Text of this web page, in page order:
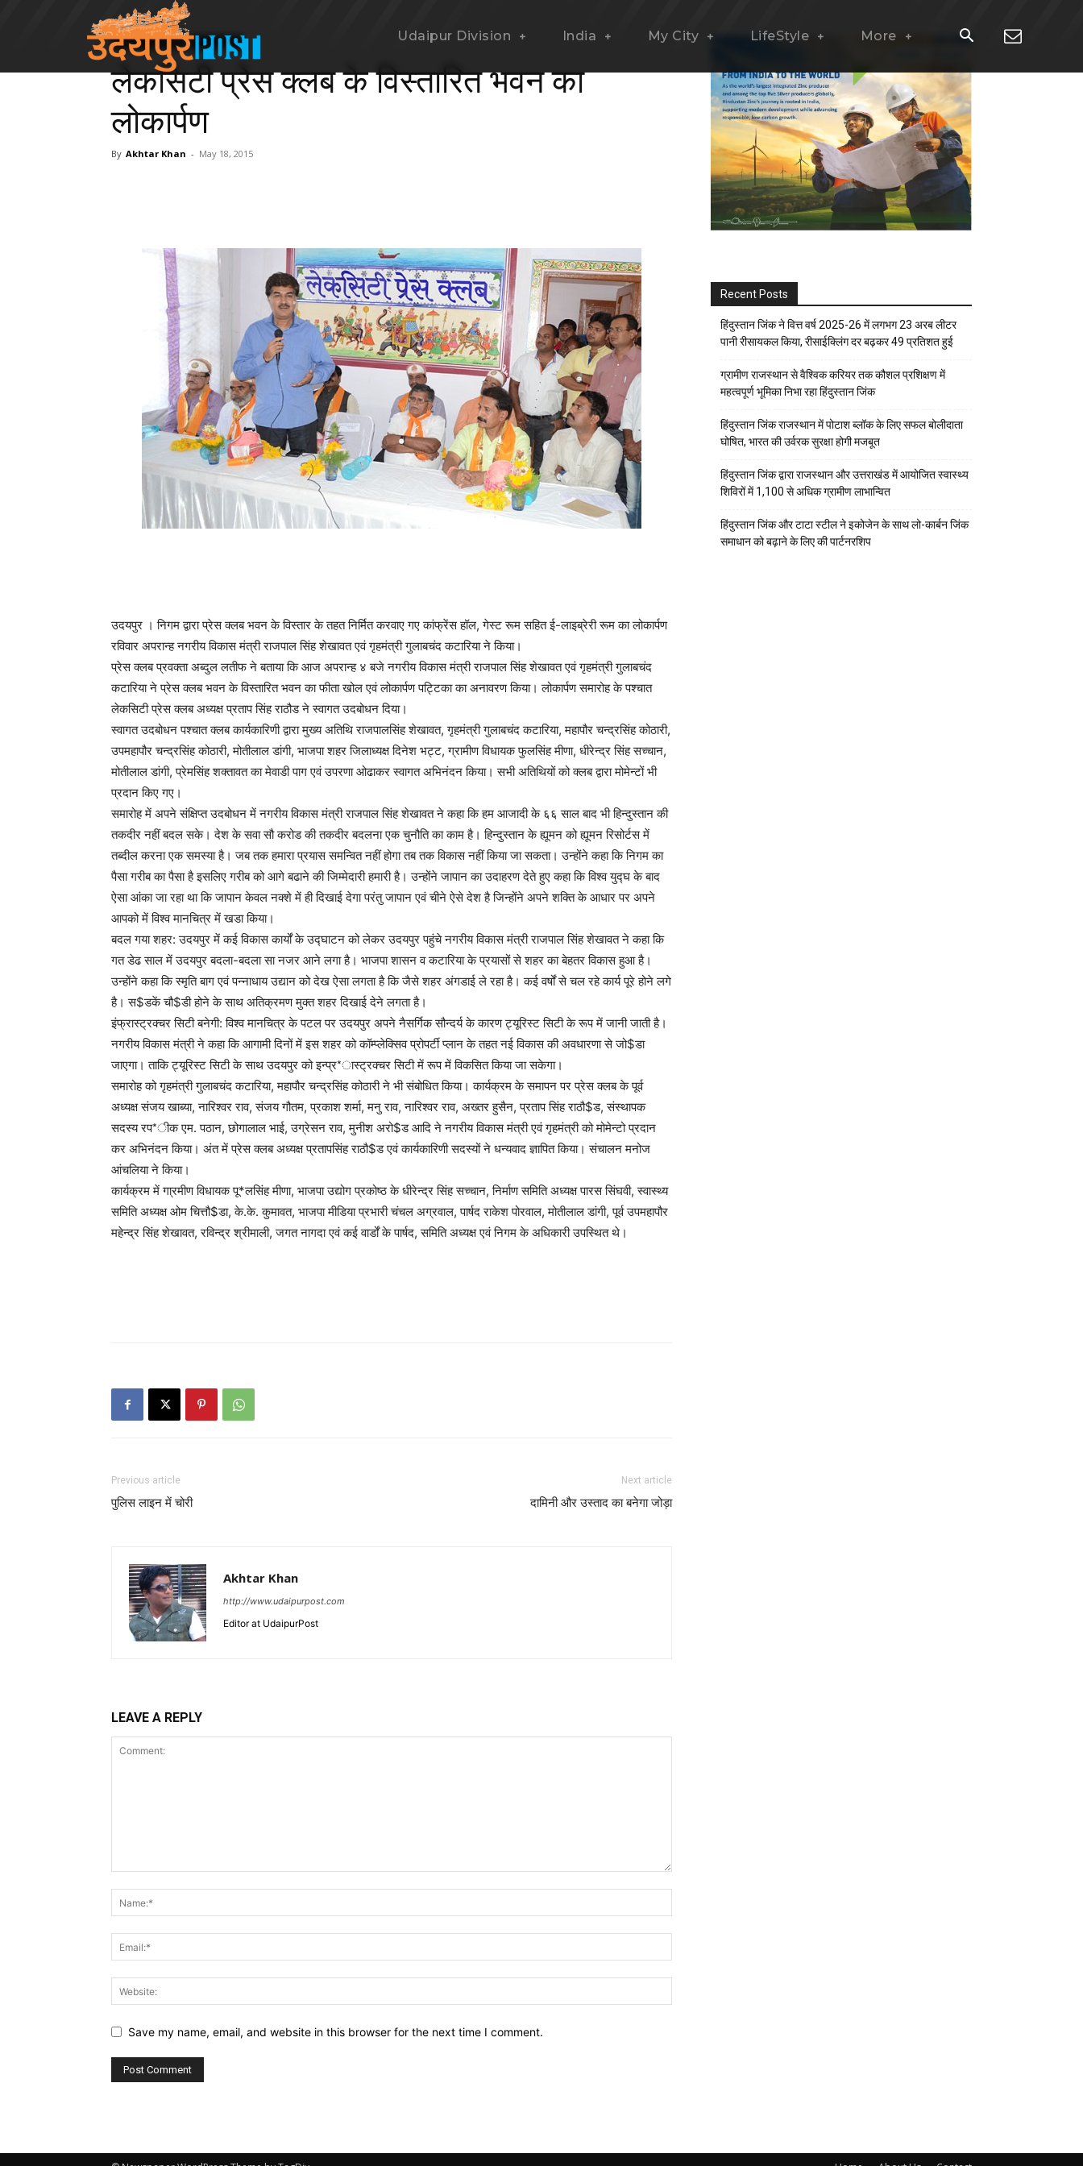
Udaipur Division India My City LifeStyle More
Udaipur Division Chittorgarh
लेकसिटी प्रेस क्लब के विस्तारित भवन का
लोकार्पण
By Akhtar Khan - May 18, 2015
उदयपुर । निगम द्वारा प्रेस क्लब भवन के विस्तार के तहत निर्मित करवाए गए कांफ्रेंस हॉल, गेस्ट रूम सहित ई-लाइब्रेरी रूम का लोकार्पण
रविवार अपरान्ह नगरीय विकास मंत्री राजपाल सिंह शेखावत एवं गृहमंत्री गुलाबचंद कटारिया ने किया।
प्रेस क्लब प्रवक्ता अब्दुल लतीफ ने बताया कि आज अपरान्ह ४ बजे नगरीय विकास मंत्री राजपाल सिंह शेखावत एवं गृहमंत्री गुलाबचंद
कटारिया ने प्रेस क्लब भवन के विस्तारित भवन का फीता खोल एवं लोकार्पण पट्टिका का अनावरण किया। लोकार्पण समारोह के पश्चात
लेकसिटी प्रेस क्लब अध्यक्ष प्रताप सिंह राठौड ने स्वागत उदबोधन दिया।
स्वागत उदबोधन पश्चात क्लब कार्यकारिणी द्वारा मुख्य अतिथि राजपालसिंह शेखावत, गृहमंत्री गुलाबचंद कटारिया, महापौर चन्द्रसिंह कोठारी,
उपमहापौर चन्द्रसिंह कोठारी, मोतीलाल डांगी, भाजपा शहर जिलाध्यक्ष दिनेश भट्ट, ग्रामीण विधायक फुलसिंह मीणा, धीरेन्द्र सिंह सच्चान,
मोतीलाल डांगी, प्रेमसिंह शक्तावत का मेवाडी पाग एवं उपरणा ओढाकर स्वागत अभिनंदन किया। सभी अतिथियों को क्लब द्वारा मोमेन्टों भी
प्रदान किए गए।
समारोह में अपने संक्षिप्त उदबोधन में नगरीय विकास मंत्री राजपाल सिंह शेखावत ने कहा कि हम आजादी के ६६ साल बाद भी हिन्दुस्तान की
तकदीर नहीं बदल सके। देश के सवा सौ करोड की तकदीर बदलना एक चुनौति का काम है। हिन्दुस्तान के ह्यूमन को ह्यूमन रिसोर्टस में
तब्दील करना एक समस्या है। जब तक हमारा प्रयास समन्वित नहीं होगा तब तक विकास नहीं किया जा सकता। उन्होंने कहा कि निगम का
पैसा गरीब का पैसा है इसलिए गरीब को आगे बढाने की जिम्मेदारी हमारी है। उन्होंने जापान का उदाहरण देते हुए कहा कि विश्व युद्घ के बाद
ऐसा आंका जा रहा था कि जापान केवल नक्शे में ही दिखाई देगा परंतु जापान एवं चीने ऐसे देश है जिन्होंने अपने शक्ति के आधार पर अपने
आपको में विश्व मानचित्र में खडा किया।
बदल गया शहर: उदयपुर में कई विकास कार्यों के उद्घाटन को लेकर उदयपुर पहुंचे नगरीय विकास मंत्री राजपाल सिंह शेखावत ने कहा कि
गत डेढ साल में उदयपुर बदला-बदला सा नजर आने लगा है। भाजपा शासन व कटारिया के प्रयासों से शहर का बेहतर विकास हुआ है।
उन्होंने कहा कि स्मृति बाग एवं पन्नाधाय उद्यान को देख ऐसा लगता है कि जैसे शहर अंगडाई ले रहा है। कई वर्षों से चल रहे कार्य पूरे होने लगे
है। स$डकें चौ$डी होने के साथ अतिक्रमण मुक्त शहर दिखाई देने लगता है।
इंफ्रास्ट्रक्चर सिटी बनेगी: विश्व मानचित्र के पटल पर उदयपुर अपने नैसर्गिक सौन्दर्य के कारण ट्यूरिस्ट सिटी के रूप में जानी जाती है।
नगरीय विकास मंत्री ने कहा कि आगामी दिनों में इस शहर को कॉम्प्लेक्सिव प्रोपर्टी प्लान के तहत नई विकास की अवधारणा से जो$डा
जाएगा। ताकि ट्यूरिस्ट सिटी के साथ उदयपुर को इन्प्र*ास्ट्रक्चर सिटी में रूप में विकसित किया जा सकेगा।
समारोह को गृहमंत्री गुलाबचंद कटारिया, महापौर चन्द्रसिंह कोठारी ने भी संबोधित किया। कार्यक्रम के समापन पर प्रेस क्लब के पूर्व
अध्यक्ष संजय खाब्या, नारिश्वर राव, संजय गौतम, प्रकाश शर्मा, मनु राव, नारिश्वर राव, अख्तर हुसैन, प्रताप सिंह राठौ$ड, संस्थापक
सदस्य रप*ीक एम. पठान, छोगालाल भाई, उग्रेसन राव, मुनीश अरो$ड आदि ने नगरीय विकास मंत्री एवं गृहमंत्री को मोमेन्टो प्रदान
कर अभिनंदन किया। अंत में प्रेस क्लब अध्यक्ष प्रतापसिंह राठौ$ड एवं कार्यकारिणी सदस्यों ने धन्यवाद ज्ञापित किया। संचालन मनोज
आंचलिया ने किया।
कार्यक्रम में गा्रमीण विधायक पू*लसिंह मीणा, भाजपा उद्योग प्रकोष्ठ के धीरेन्द्र सिंह सच्चान, निर्माण समिति अध्यक्ष पारस सिंघवी, स्वास्थ्य
समिति अध्यक्ष ओम चित्तौ$डा, के.के. कुमावत, भाजपा मीडिया प्रभारी चंचल अग्रवाल, पार्षद राकेश पोरवाल, मोतीलाल डांगी, पूर्व उपमहापौर
महेन्द्र सिंह शेखावत, रविन्द्र श्रीमाली, जगत नागदा एवं कई वार्डों के पार्षद, समिति अध्यक्ष एवं निगम के अधिकारी उपस्थित थे।
Previous article
पुलिस लाइन में चोरी
Next article
दामिनी और उस्ताद का बनेगा जोड़ा
Akhtar Khan
http://www.udaipurpost.com
Editor at UdaipurPost
LEAVE A REPLY
Save my name, email, and website in this browser for the next time I comment.
Recent Posts
हिंदुस्तान जिंक ने वित्त वर्ष 2025-26 में लगभग 23 अरब लीटर
पानी रीसायकल किया, रीसाईक्लिंग दर बढ़कर 49 प्रतिशत हुई
ग्रामीण राजस्थान से वैश्विक करियर तक कौशल प्रशिक्षण में
महत्वपूर्ण भूमिका निभा रहा हिंदुस्तान जिंक
हिंदुस्तान जिंक राजस्थान में पोटाश ब्लॉक के लिए सफल बोलीदाता
घोषित, भारत की उर्वरक सुरक्षा होगी मजबूत
हिंदुस्तान जिंक द्वारा राजस्थान और उत्तराखंड में आयोजित स्वास्थ्य
शिविरों में 1,100 से अधिक ग्रामीण लाभान्वित
हिंदुस्तान जिंक और टाटा स्टील ने इकोजेन के साथ लो-कार्बन जिंक
समाधान को बढ़ाने के लिए की पार्टनरशिप